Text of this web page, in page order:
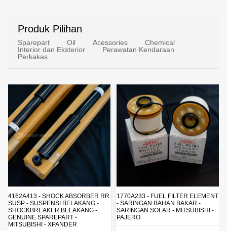
Produk Pilihan
Sparepart Oil Acessories
Chemical
Interior dan Eksterior
Perawatan Kendaraan
Perkakas
4162A413 - SHOCK ABSORBER RR
SUSP - SUSPENSI BELAKANG -
SHOCKBREAKER BELAKANG -
GENUINE SPAREPART -
MITSUBISHI - XPANDER
1770A233 - FUEL FILTER ELEMENT
- SARINGAN BAHAN BAKAR -
SARINGAN SOLAR - MITSUBISHI -
PAJERO